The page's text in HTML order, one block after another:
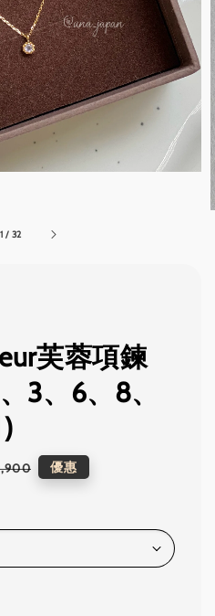
1 / 32
芙蓉項鍊
3、6、8、
優惠